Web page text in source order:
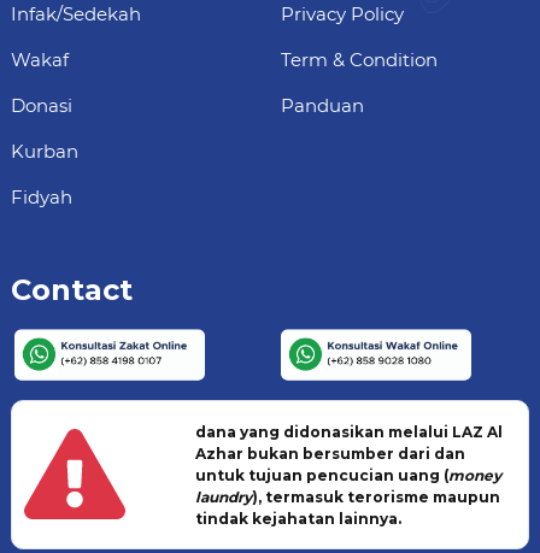
Infak/Sedekah
Wakaf
Donasi
Kurban
Fidyah
Privacy Policy
Term & Condition
Panduan
Contact
dana yang didonasikan melalui LAZ Al
Azhar bukan bersumber dari dan
untuk tujuan pencucian uang (money
laundry), termasuk terorisme maupun
tindak kejahatan lainnya.